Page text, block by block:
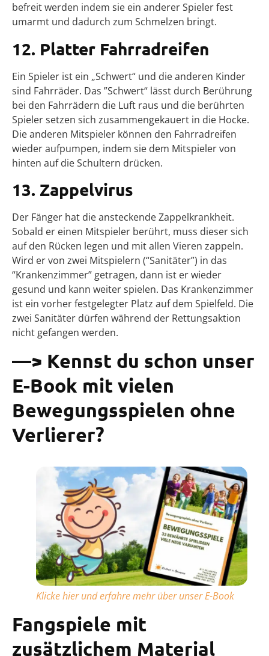
befreit werden indem sie ein anderer Spieler fest
umarmt und dadurch zum Schmelzen bringt.
12. Platter Fahrradreifen
Ein Spieler ist ein „Schwert“ und die anderen Kinder
sind Fahrräder. Das ”Schwert“ lässt durch Berührung
bei den Fahrrädern die Luft raus und die berührten
Spieler setzen sich zusammengekauert in die Hocke.
Die anderen Mitspieler können den Fahrradreifen
wieder aufpumpen, indem sie dem Mitspieler von
hinten auf die Schultern drücken.
13. Zappelvirus
Der Fänger hat die ansteckende Zappelkrankheit.
Sobald er einen Mitspieler berührt, muss dieser sich
auf den Rücken legen und mit allen Vieren zappeln.
Wird er von zwei Mitspielern (“Sanitäter”) in das
“Krankenzimmer” getragen, dann ist er wieder
gesund und kann weiter spielen. Das Krankenzimmer
ist ein vorher festgelegter Platz auf dem Spielfeld. Die
zwei Sanitäter dürfen während der Rettungsaktion
nicht gefangen werden.
—> Kennst du schon unser
E-Book mit vielen
Bewegungsspielen ohne
Verlierer?
Klicke hier und erfahre mehr über unser E-Book
Fangspiele mit
zusätzlichem Material